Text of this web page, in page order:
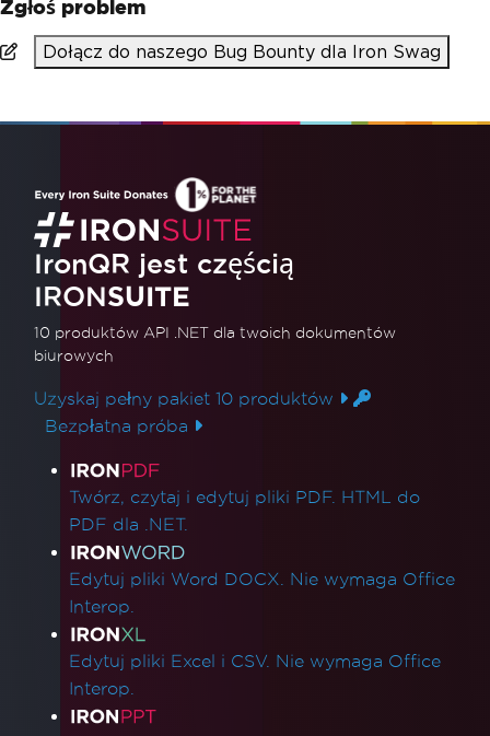
Zgłoś problem
Dołącz do naszego Bug Bounty dla Iron Swag
IronQR jest częścią
IRONSUITE
10 produktów API .NET dla twoich dokumentów
biurowych
Uzyskaj pełny pakiet 10 produktów
Bezpłatna próba
Linki do produktów
Twórz, czytaj i edytuj pliki PDF. HTML do
PDF dla .NET.
Edytuj pliki Word DOCX. Nie wymaga Office
Interop.
Edytuj pliki Excel i CSV. Nie wymaga Office
Interop.